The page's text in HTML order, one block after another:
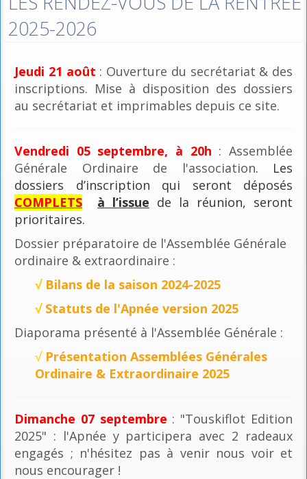
2025-2026
Jeudi 21 août : Ouverture du secrétariat & des
inscriptions. Mise à disposition des dossiers
au secrétariat et imprimables depuis ce site.
Vendredi 05 septembre, à 20h : Assemblée
Générale Ordinaire de l'association. Les
dossiers d’inscription qui seront déposés
COMPLETS
à l’issue de la réunion, seront
prioritaires.
Dossier préparatoire de l'Assemblée Générale
ordinaire & extraordinaire :
√ Bilans de la saison 2024-2025
√ Statuts de l'Apnée version 2025
Diaporama présenté à l'Assemblée Générale :
√ Présentation Assemblées Générales
Ordinaire & Extraordinaire 2025
Dimanche 07 septembre : "Touskiflot Edition
2025" : l'Apnée y participera avec 2 radeaux
engagés ; n'hésitez pas à venir nous voir et
nous encourager !